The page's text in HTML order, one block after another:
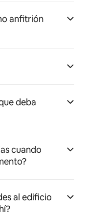
anfitrión
deba
cuando
al edificio